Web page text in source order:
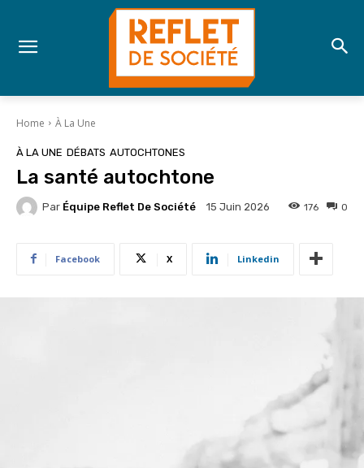
Home À La Une
À LA UNE DÉBATS AUTOCHTONES
La santé autochtone
Par Équipe Reflet De Société 15 Juin 2026 0
176
Facebook X Linkedin